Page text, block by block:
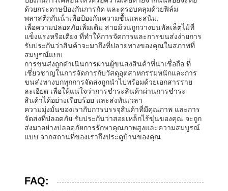
ด้วยกระดาษป้องกันการกัด และครอบคลุมด้วยฟิล์ม
พลาสติกกันน้ําเพื่อป้องกันความชื้นและสนิม.
เพื่อความปลอดภัยเพิ่มเติม สายม้วนถูกวางบนพัลเล็ตไม้ที่
แข็งแรงหรือเตียง ที่ทําให้การจัดการและการขนส่งง่ายการ
รับประกันว่าสินค้าจะมาถึงที่ปลายทางของคุณในสภาพที่
สมบูรณ์แบบ.
การขนส่งถูกดําเนินการผ่านผู้ขนส่งสินค้าที่น่าเชื่อถือ ที่
เชี่ยวชาญในการจัดการกับวัสดุอุตสาหกรรมหนักและการ
ขนส่งทางบกทุกการจัดส่งถูกนําไปพร้อมด้วยเอกสารราย
ละเอียด เพื่อให้แน่ใจว่าการชําระสินค้าผ่านการชําระ
สินค้าได้อย่างเรียบร้อย และส่งทันเวลา
ความมุ่งมั่นของเรากับการบรรจุสินค้าที่มีคุณภาพ และการ
จัดส่งที่ปลอดภัย รับประกันว่าสอยเหล็กไร้ขุ่นของคุณ จะถูก
ส่งมาอย่างปลอดภัยการรักษาคุณภาพสูงและความสมบูรณ์
แบบ จากสถานที่ของเราถึงประตูบ้านของคุณ.
FAQ: